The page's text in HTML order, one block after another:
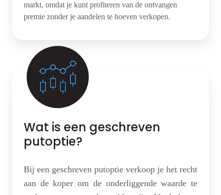
markt, omdat je kunt profiteren van de ontvangen
premie zonder je aandelen te hoeven verkopen.
Wat is een geschreven
putoptie?
Bij een geschreven putoptie verkoop je het recht
aan de koper om de onderliggende waarde te